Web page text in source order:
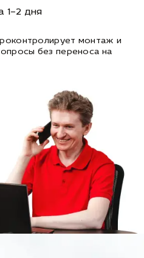
1–2 дня
монтаж и
без переноса на